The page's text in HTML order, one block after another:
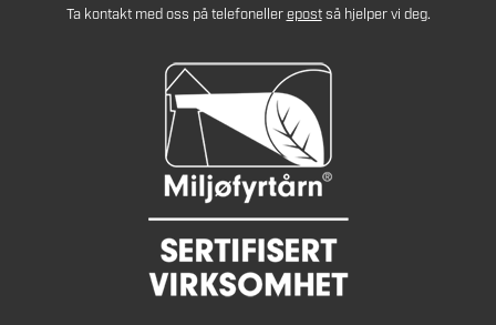
Ta kontakt med oss på telefonellerepostså hjelper vi deg.